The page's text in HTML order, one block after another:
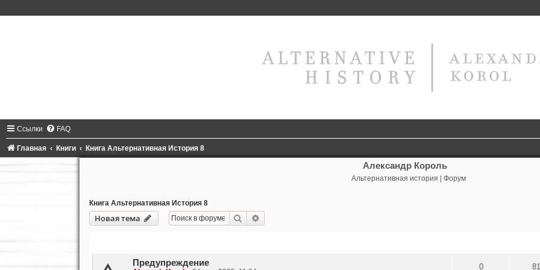
Ссылки FAQ
Главная Книги Книга Альтернативная История 8
Александр Король
Альтернативная история | Форум
Книга Альтернативная История 8
Новая тема Поиск
Предупреждение
0